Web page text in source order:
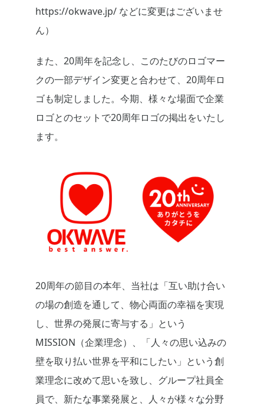
https://okwave.jp/ などに変更はございませ
ん）
また、20周年を記念し、このたびのロゴマー
クの一部デザイン変更と合わせて、20周年ロ
ゴも制定しました。今期、様々な場面で企業
ロゴとのセットで20周年ロゴの掲出をいたし
ます。
20周年の節目の本年、当社は「互い助け合い
の場の創造を通して、物心両面の幸福を実現
し、世界の発展に寄与する」という
MISSION（企業理念）、「人々の思い込みの
壁を取り払い世界を平和にしたい」という創
業理念に改めて思いを致し、グループ社員全
員で、新たな事業発展と、人々が様々な分野